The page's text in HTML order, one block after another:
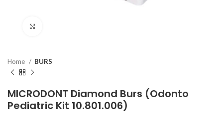
Home BURS
MICRODONT Diamond Burs (Odonto
Pediatric Kit 10.801.006)